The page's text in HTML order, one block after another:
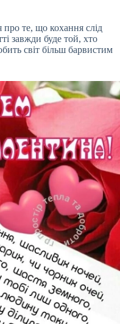
те, що кохання слід
завжди буде той, хто
світ більш барвистим